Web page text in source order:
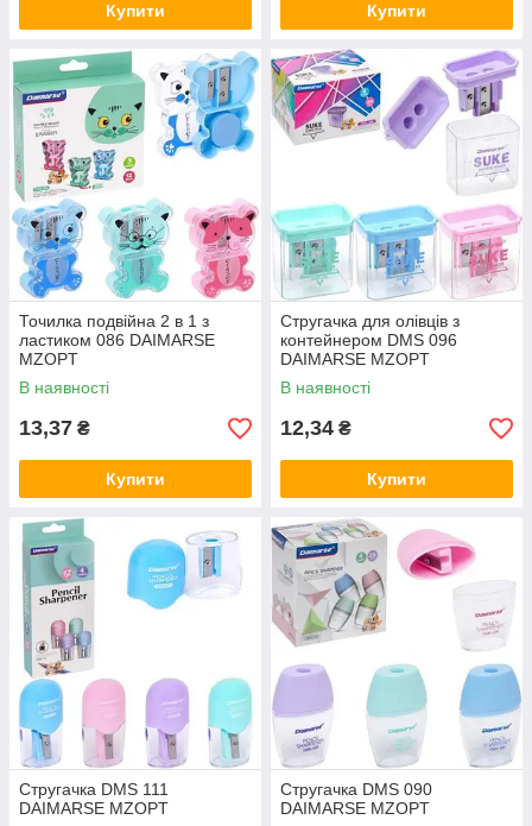
Купити Купити
Точилка подвійна 2 в 1 з
ластиком 086 DAIMARSE
MZOPT
В наявності
13,37 ₴
Купити
Стругачка для олівців з
контейнером DMS 096
DAIMARSE MZOPT
В наявності
12,34 ₴
Купити
Стругачка DMS 111
DAIMARSE MZOPT
Стругачка DMS 090
DAIMARSE MZOPT